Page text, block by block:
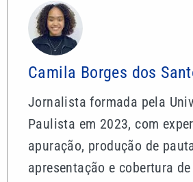
Camila Borges dos
Jornalista formada pela
Paulista em 2023, com
apuração, produção de
apresentação e cobertura